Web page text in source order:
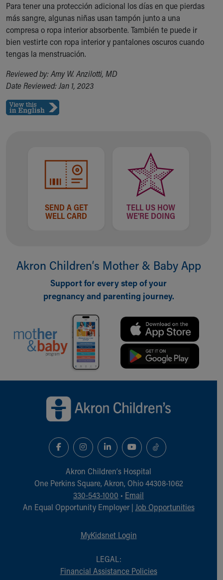
Para tener una protección adicional los días en que pierdas
más sangre, algunas niñas usan tampón junto a una
compresa o ropa interior absorbente. También te puede ir
bien vestirte con ropa interior y pantalones oscuros cuando
tengas la menstruación.
Reviewed by: Amy W. Anzilotti, MD
Date Reviewed: Jan 1, 2023
SEND A GET
WELL CARD
TELL US HOW
WE'RE DOING
Akron Children‘s Mother & Baby App
Support for every step of your
pregnancy and parenting journey.
Akron Children‘s Hospital
One Perkins Square, Akron, Ohio 44308-1062
330-543-1000 • Email
An Equal Opportunity Employer | Job Opportunities
MyKidsnet Login
LEGAL:
Financial Assistance Policies